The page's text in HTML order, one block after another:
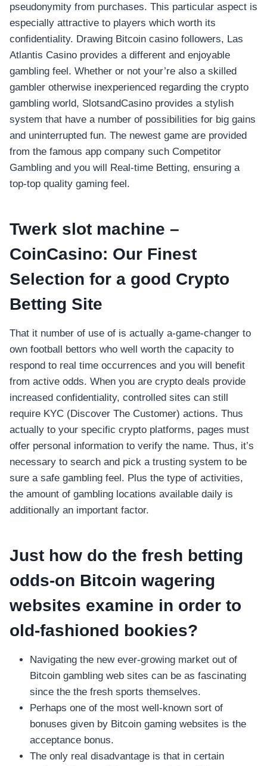
pseudonymity from purchases. This particular aspect is
especially attractive to players which worth its
confidentiality. Drawing Bitcoin casino followers, Las
Atlantis Casino provides a different and enjoyable
gambling feel. Whether or not your’re also a skilled
gambler otherwise inexperienced regarding the crypto
gambling world, SlotsandCasino provides a stylish
system that have a number of possibilities for big gains
and uninterrupted fun. The newest game are provided
from the famous app company such Competitor
Gambling and you will Real-time Betting, ensuring a
top-top quality gaming feel.
Twerk slot machine –
CoinCasino: Our Finest
Selection for a good Crypto
Betting Site
That it number of use of is actually a-game-changer to
own football bettors who well worth the capacity to
respond to real time occurrences and you will benefit
from active odds. When you are crypto deals provide
increased confidentiality, controlled sites can still
require KYC (Discover The Customer) actions. Thus
actually to your specific crypto platforms, pages must
offer personal information to verify the name. Thus, it’s
necessary to search and pick a trusting system to be
sure a safe gambling feel. Plus the type of activities,
the amount of gambling locations available daily is
additionally an important factor.
Just how do the fresh betting
odds-on Bitcoin wagering
websites examine in order to
old-fashioned bookies?
Navigating the new ever-growing market out of
Bitcoin gambling web sites can be as fascinating
since the the fresh sports themselves.
Perhaps one of the most well-known sort of
bonuses given by Bitcoin gaming websites is the
acceptance bonus.
The only real disadvantage is that in certain